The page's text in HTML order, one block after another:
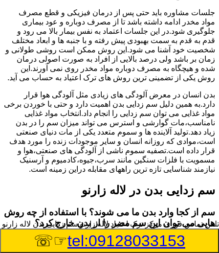
جلسات مشاوره باید حتی پس از درمان فیزیکی و قطع مصرف
مواد مخدر ادامه داشته باشد تا از مصرف دوباره و عود بیماری
جلوگیری شود.در این جلسات اعتماد به نفس بیمار بالا می رود و
قدم به قدم به سمت بهبودی پیش رفته و با جنبه ها و ابعاد مختلف
شخصیت خود آشنا می شود.این روش ممکن است روشی طولانی و
زمان بر باشد ولی درصد بالایی از افراد به صورت اصولی درمان
شده و هیچگاه به مصرف دوباره مواد مخدر روی نمی آورند.این
روش یکی از تضمینی ترین روش های ترک اعتیاد به حساب می آید.
بدن انسان در معرض آلودگی های زیادی مثل آلودگی هوا قرار
دارد.به همین دلیل سم زدایی بدن اهمیت دارد و حتی با خوردن برخی
مواد غذایی می توان سم زدایی را انجام داد.انتخاب مواد غذایی
نامناسب،مات گوارشی و استرس می تواند میزان سم را در بدن
زیاد دهد.تولید آلاینده ها و سموم متعدد یکی از مات دنیای صنعتی
است،موادی که روزانه انسان و سایر موجودات زنده را مورد هدف
قرار داده است.تصفیه سموم ناشی از آلودگی های صنعتی،هوا و
مسمویت با فلزات سنگین مانند سرب،جیوه،کادمیوم و آرسنیک
نیازمند شناسایی تازه ترین راههای مقابله دراین زمینه است.
سم زدایی بدن در لاله زارنو
سم از کجا وارد بدن ما می شوند؟ با استفاده از چه روش
هایی می توان این سم مضر را از بدن خارج کرد؟
بطور کلی سم موجود در بدن به دو گروه عمده تقسیم می
تلفن تماس فوریمرکز ترک اعتیاد لاله زارنو,سم زدایی بدن لاله زارنو
tel:09128033153
☞☏